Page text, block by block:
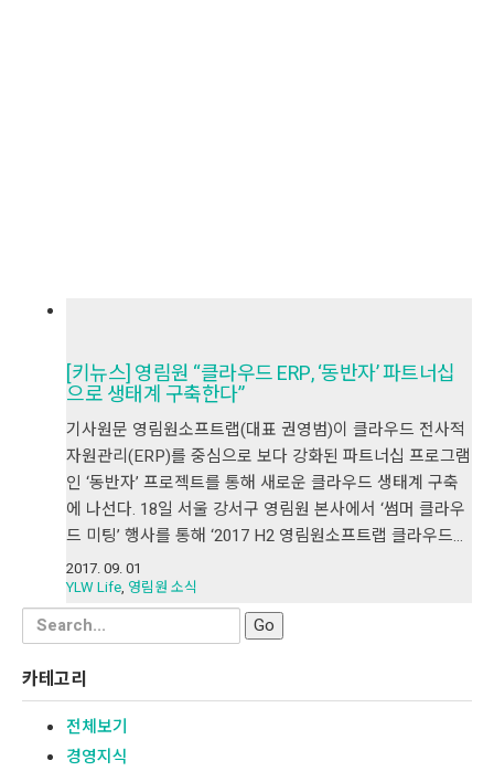
[키뉴스] 영림원 “클라우드 ERP, ‘동반자’ 파트너십
으로 생태계 구축한다”
기사원문 영림원소프트랩(대표 권영범)이 클라우드 전사적
자원관리(ERP)를 중심으로 보다 강화된 파트너십 프로그램
인 ‘동반자’ 프로젝트를 통해 새로운 클라우드 생태계 구축
에 나선다. 18일 서울 강서구 영림원 본사에서 ‘썸머 클라우
드 미팅’ 행사를 통해 ‘2017 H2 영림원소프트랩 클라우드…
2017. 09. 01
YLW Life, 영림원 소식
Search
for:
카테고리
전체보기
경영지식